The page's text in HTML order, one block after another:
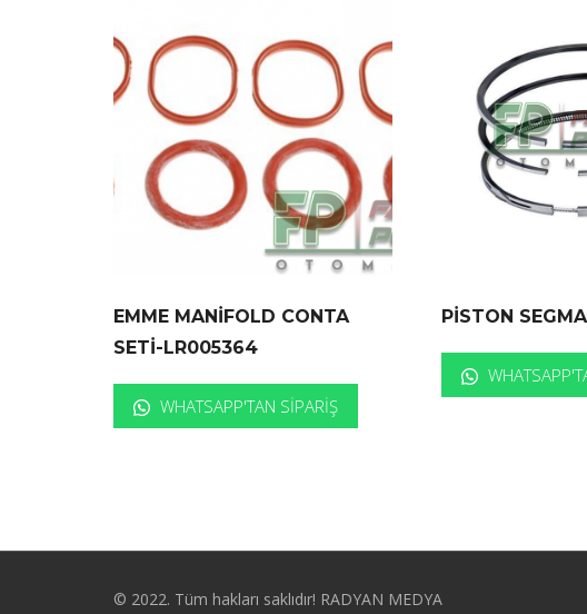
EMME MANİFOLD CONTA
SETİ-LR005364
WHATSAPP'TAN SIPARIŞ
PİSTON
© 2022. Tüm hakları saklıdır! RADYAN MEDYA